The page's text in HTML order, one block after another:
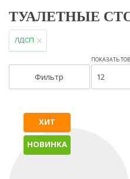
ТУАЛЕТНЫЕ
ЛДСП
Фильтр
ПОКАЗАТЬ
12
ХИТ
НОВИНКА